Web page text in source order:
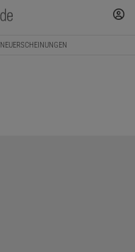
NEUERSCHEINUNGEN